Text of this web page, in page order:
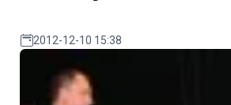
2012-12-10 15:38